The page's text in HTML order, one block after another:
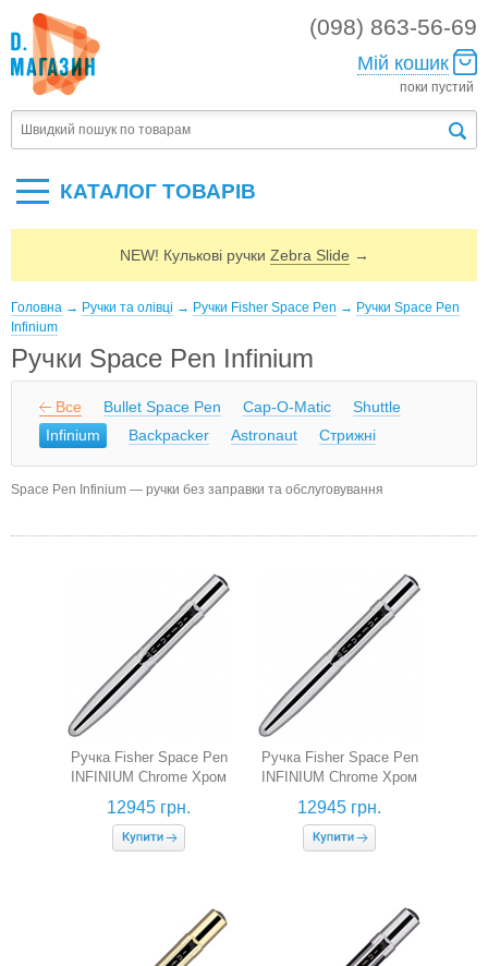
(098) 863-56-69
Мій кошик
поки пустий
КАТАЛОГ ТОВАРIВ
NEW! Кулькові ручки Zebra Slide →
Головна → Ручки та олівці → Ручки Fisher Space Pen → Ручки Space Pen
Infinium
Ручки Space Pen Infinium
Все Bullet Space Pen Cap-O-Matic
Shuttle
Infinium
Backpacker Astronaut Стрижні
Space Pen Infinium — ручки без заправки та обслуговування
Ручка Fisher Space Pen
INFINIUM Chrome Хром
(сині чорнила)
12945 грн.
Ручка Fisher Space Pen
INFINIUM Chrome Хром
(чорні чорнила)
12945 грн.